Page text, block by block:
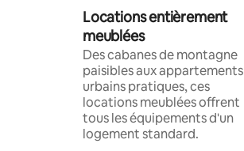
Locations entièrement
meublées
Des cabanes de montagne
paisibles aux appartements
urbains pratiques, ces
locations meublées offrent
tous les équipements d'un
logement standard.